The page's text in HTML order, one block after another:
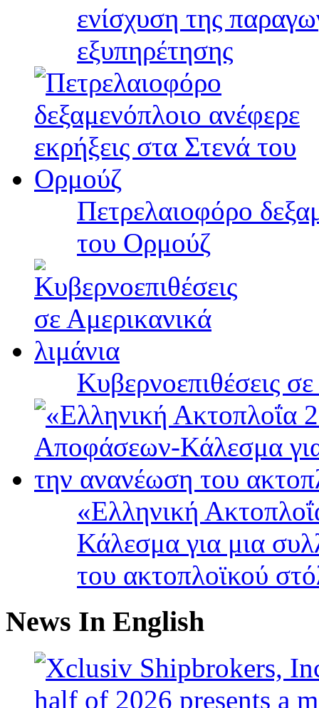
ενίσχυση της
εξυπηρέτησης
Πετρελαιοφόρο
του Ορμούζ
Κυβερνοεπιθέσεις
«Ελληνική
Κάλεσμα για μια
του ακτοπλοϊκού
News In English